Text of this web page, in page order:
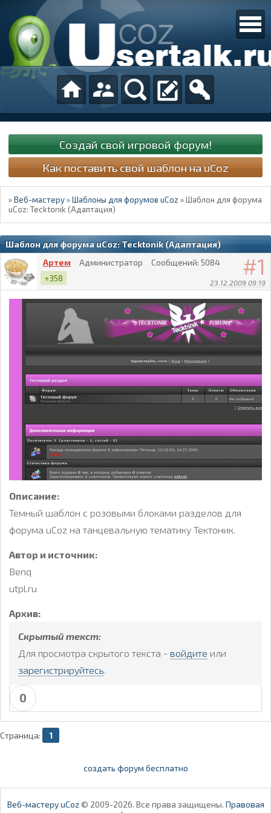
Создай свой игровой форум!
Как поставить свой шаблон на uCoz
»Веб-мастеру »Шаблоны для форумов uCoz »Шаблон для форума
uCoz: Tecktonik (Адаптация)
Шаблон для форума uCoz: Tecktonik (Адаптация)
1
23.12.2009 09:19
Артем Администратор Сообщений: 5084
+358
Описание:
Темный шаблон с розовыми блоками разделов для
форума uCoz на танцевальную тематику Тектоник.
Автор и источник:
Benq
utpl.ru
Архив:
Скрытый текст:
Для просмотра скрытого текста - войдите или
зарегистрируйтесь.
0
Страница: 1
создать форум бесплатно
Веб-мастеру uCoz© 2009-2026. Все права защищены. Правовая